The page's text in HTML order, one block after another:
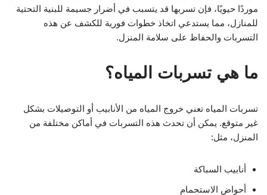
موردًا حيويًا، فإن تسربها قد يتسبب في أضرار جسيمة للبنية التحتية
للمنازل، مما يستدعي اتخاذ خطوات فورية للكشف عن هذه
التسربات والحفاظ على سلامة المنزل.
ما هي تسربات المياه؟
تسربات المياه تعني خروج المياه من الأنابيب أو التوصيلات بشكل
غير متوقع. يمكن أن تحدث هذه التسربات في أماكن مختلفة من
المنزل، مثل:
أنابيب السباكة
أحواض الاستحمام